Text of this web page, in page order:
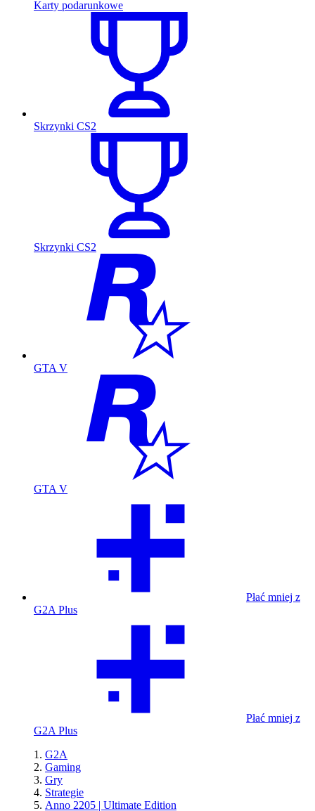
Karty podarunkowe
Skrzynki CS2
Skrzynki CS2
GTA V
GTA V
Płać mniej z
G2A Plus
Płać mniej z
G2A Plus
G2A
Gaming
Gry
Strategie
Anno 2205 | Ultimate Edition